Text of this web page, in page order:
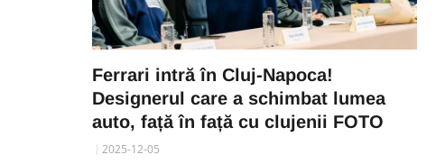
Ferrari intră în Cluj-Napoca!
Designerul care a schimbat lumea
auto, față în față cu clujenii FOTO
2025-12-05
06 August 13:59